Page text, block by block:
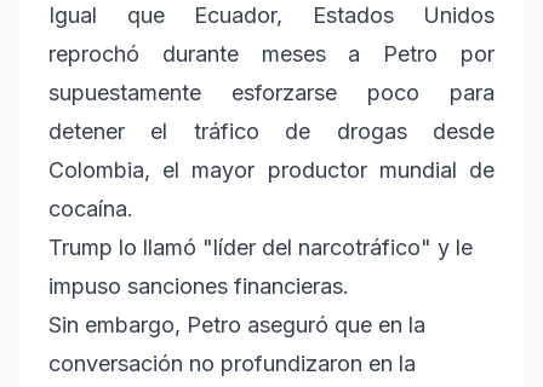
Igual que Ecuador, Estados Unidos
reprochó durante meses a Petro por
supuestamente esforzarse poco para
detener el tráfico de drogas desde
Colombia, el mayor productor mundial de
cocaína.
Trump lo llamó "líder del narcotráfico" y le
impuso sanciones financieras.
Sin embargo, Petro aseguró que en la
conversación no profundizaron en la